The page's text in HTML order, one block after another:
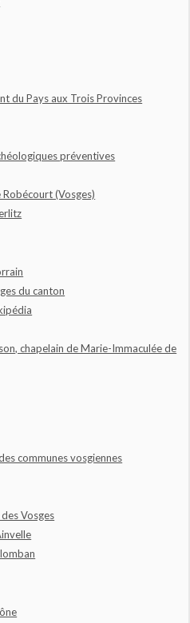
du Pays aux Trois Provinces
préventives
(Vosges)
du canton
chapelain de Marie-Immaculée de
communes vosgiennes
Vosges